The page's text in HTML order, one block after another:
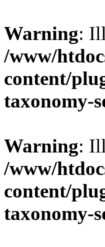
Warning:
/www/
content/
taxonomy-
Warning:
/www/
content/
taxonomy-